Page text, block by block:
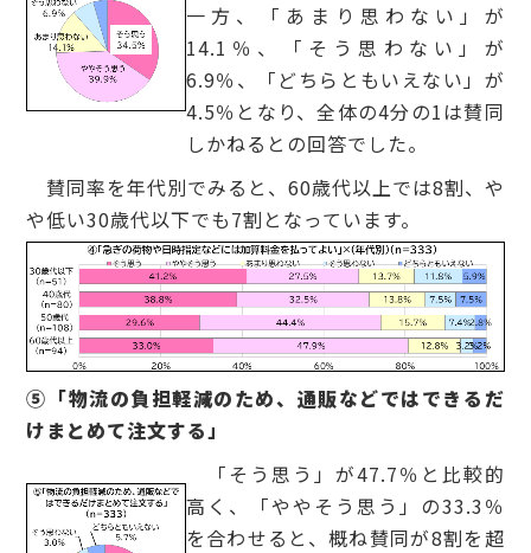
一方、「あまり思わない」が
14.1％、「そう思わない」が
6.9％、「どちらともいえない」が
4.5％となり、全体の4分の1は賛同
しかねるとの回答でした。
賛同率を年代別でみると、60歳代以上では8割、や
や低い30歳代以下でも7割となっています。
⑤「物流の負担軽減のため、通販などではできるだ
けまとめて注文する」
「そう思う」が47.7％と比較的
高く、「ややそう思う」の33.3％
を合わせると、概ね賛同が8割を超